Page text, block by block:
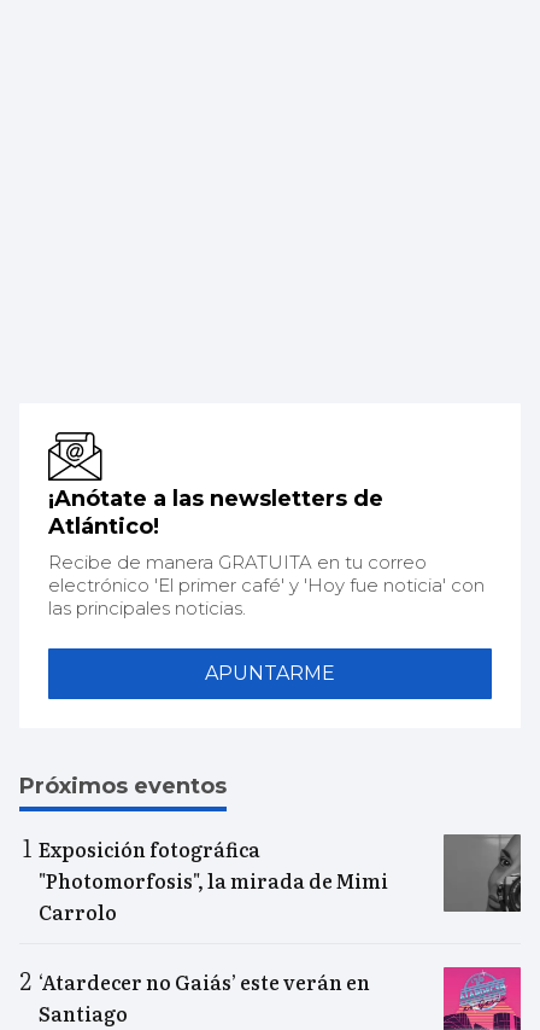
¡Anótate a las newsletters de
Atlántico!
Recibe de manera GRATUITA en tu correo
electrónico 'El primer café' y 'Hoy fue noticia' con
las principales noticias.
APUNTARME
Próximos eventos
Exposición fotográfica
"Photomorfosis", la mirada de Mimi
Carrolo
‘Atardecer no Gaiás’ este verán en
Santiago